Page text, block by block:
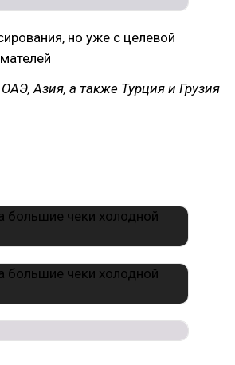
но уже с целевой
Азия, а также Турция и Грузия